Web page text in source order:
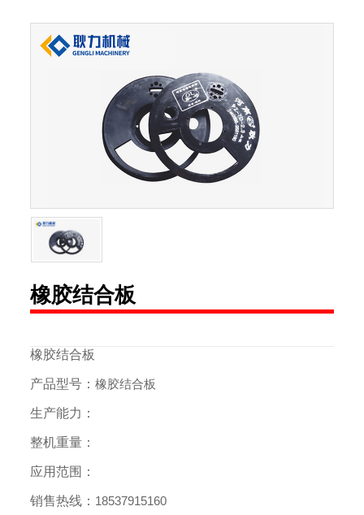
橡胶结合板
橡胶结合板
产品型号：橡胶结合板
生产能力：
整机重量：
应用范围：
销售热线： 18537915160